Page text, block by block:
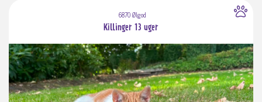
6870 Ølgod
Killinger 13 uger